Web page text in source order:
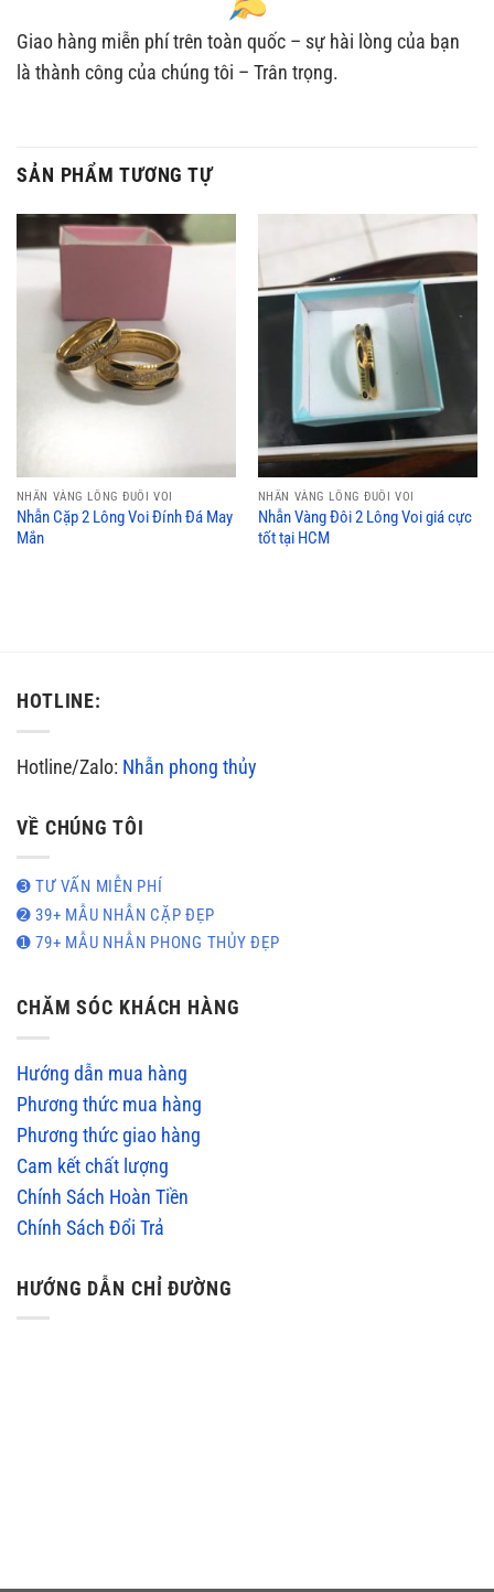
Giao hàng miễn phí trên toàn quốc – sự hài lòng của bạn
là thành công của chúng tôi – Trân trọng.
SẢN PHẨM TƯƠNG TỰ
NHẪN VÀNG LÔNG ĐUÔI VOI
Nhẫn Cặp 2 Lông Voi Đính Đá May
Mắn
NHẪN VÀNG LÔNG ĐUÔI VOI
Nhẫn Vàng Đôi 2 Lông Voi giá cực
tốt tại HCM
HOTLINE:
Hotline/Zalo: Nhẫn phong thủy
VỀ CHÚNG TÔI
➌ TƯ VẤN MIỄN PHÍ
➋ 39+ MẪU NHẪN CẶP ĐẸP
➊ 79+ MẪU NHẪN PHONG THỦY ĐẸP
CHĂM SÓC KHÁCH HÀNG
Hướng dẫn mua hàng
Phương thức mua hàng
Phương thức giao hàng
Cam kết chất lượng
Chính Sách Hoàn Tiền
Chính Sách Đổi Trả
HƯỚNG DẪN CHỈ ĐƯỜNG
embedgooglemap.net